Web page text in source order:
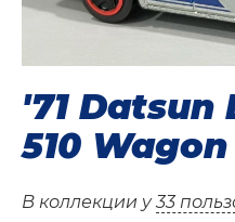
'71 Datsun
510 Wagon
В коллекции у33